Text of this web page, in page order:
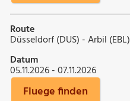
Route
Düsseldorf (DUS) - Arbil (EBL)
Datum
05.11.2026 - 07.11.2026
Fluege finden